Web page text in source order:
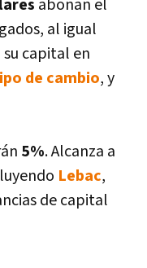
abonan el
al igual
su capital en
de cambio, y
5%. Alcanza a
Lebac,
de capital